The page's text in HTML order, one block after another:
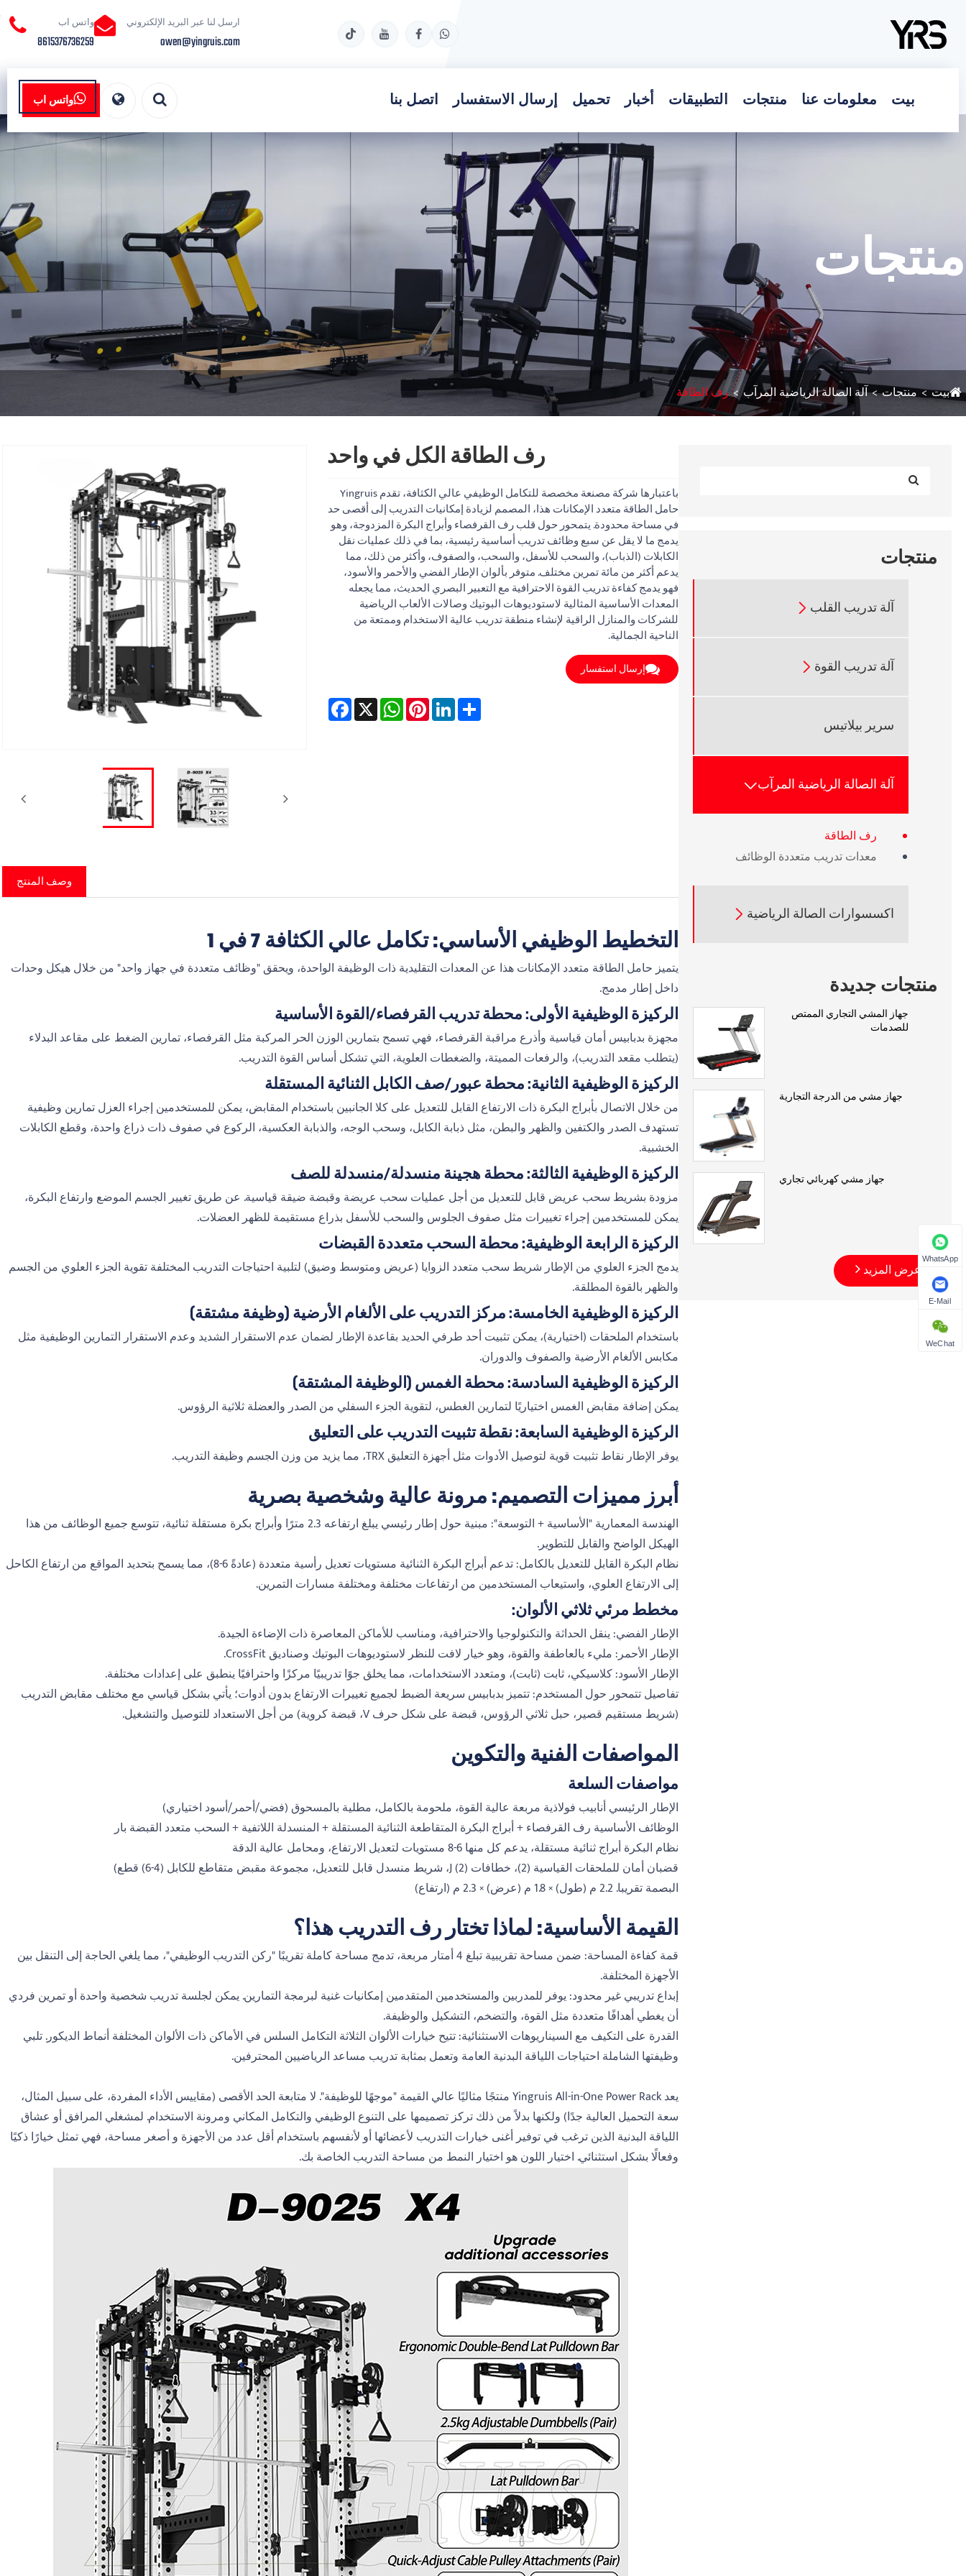
ارسل لنا عبر البريد الإلكتروني
owen@yingruis.com
واتس اب
8615376736259
بيت معلومات عنا منتجات التطبيقات أخبار تحميل إرسال الاستفسار اتصل بنا واتس اب
منتجات
بيت منتجات آلة الصالة الرياضية المرآب رف الطاقة
منتجات
آلة تدريب القلب 
آلة تدريب القوة 
سرير بيلاتيس
آلة الصالة الرياضية المرآب
رف الطاقة
معدات تدريب متعددة الوظائف
اكسسوارات الصالة الرياضية 
منتجات جديدة
جهاز المشي التجاري الممتص
للصدمات
جهاز مشي من الدرجة التجارية
جهاز مشي كهربائي تجاري
عرض المزيد
رف الطاقة الكل في واحد
باعتبارها شركة مصنعة مخصصة للتكامل الوظيفي عالي الكثافة، تقدم Yingruis
حامل الطاقة متعدد الإمكانات هذا، المصمم لزيادة إمكانيات التدريب إلى أقصى حد
في مساحة محدودة. يتمحور حول قلب رف القرفصاء وأبراج البكرة المزدوجة، وهو
يدمج ما لا يقل عن سبع وظائف تدريب أساسية رئيسية، بما في ذلك عمليات نقل
الكابلات (الذباب)، والسحب للأسفل، والسحب، والصفوف، وأكثر من ذلك، مما
يدعم أكثر من مائة تمرين مختلف. متوفر بألوان الإطار الفضي والأحمر والأسود،
فهو يدمج كفاءة تدريب القوة الاحترافية مع التعبير البصري الحديث، مما يجعله
المعدات الأساسية المثالية لاستوديوهات البوتيك وصالات الألعاب الرياضية
للشركات والمنازل الراقية لإنشاء منطقة تدريب عالية الاستخدام وممتعة من
الناحية الجمالية.
إرسال استفسار
Facebook X
WhatsAppPinterestLinkedInShare
وصف المنتج
التخطيط الوظيفي الأساسي: تكامل عالي الكثافة 7 في 1
يتميز حامل الطاقة متعدد الإمكانات هذا عن المعدات التقليدية ذات الوظيفة الواحدة، ويحقق "وظائف متعددة في جهاز واحد" من خلال هيكل وحدات
داخل إطار مدمج.
الركيزة الوظيفية الأولى: محطة تدريب القرفصاء/القوة الأساسية
مجهزة بدبابيس أمان قياسية وأذرع مراقبة القرفصاء، فهي تسمح بتمارين الوزن الحر المركبة مثل القرفصاء، تمارين الضغط على مقاعد البدلاء
(يتطلب مقعد التدريب)، والرفعات المميتة، والضغطات العلوية، التي تشكل أساس القوة التدريب.
الركيزة الوظيفية الثانية: محطة عبور/صف الكابل الثنائية المستقلة
من خلال الاتصال بأبراج البكرة ذات الارتفاع القابل للتعديل على كلا الجانبين باستخدام المقابض، يمكن للمستخدمين إجراء العزل تمارين وظيفية
تستهدف الصدر والكتفين والظهر والبطن، مثل ذبابة الكابل، وسحب الوجه، والذبابة العكسية، الركوع في صفوف ذات ذراع واحدة، وقطع الكابلات
الخشبية.
الركيزة الوظيفية الثالثة: محطة هجينة منسدلة/منسدلة للصف
مزودة بشريط سحب عريض قابل للتعديل من أجل عمليات سحب عريضة وقبضة ضيقة قياسية. عن طريق تغيير الجسم الموضع وارتفاع البكرة،
يمكن للمستخدمين إجراء تغييرات مثل صفوف الجلوس والسحب للأسفل بذراع مستقيمة للظهر العضلات.
الركيزة الرابعة الوظيفية: محطة السحب متعددة القبضات
يدمج الجزء العلوي من الإطار شريط سحب متعدد الزوايا (عريض ومتوسط وضيق) لتلبية احتياجات التدريب المختلفة تقوية الجزء العلوي من الجسم
والظهر بالقوة المطلقة.
الركيزة الوظيفية الخامسة: مركز التدريب على الألغام الأرضية (وظيفة مشتقة)
باستخدام الملحقات (اختيارية)، يمكن تثبيت أحد طرفي الحديد بقاعدة الإطار لضمان عدم الاستقرار الشديد وعدم الاستقرار التمارين الوظيفية مثل
مكابس الألغام الأرضية والصفوف والدوران.
الركيزة الوظيفية السادسة: محطة الغمس (الوظيفة المشتقة)
يمكن إضافة مقابض الغمس اختياريًا لتمارين الغطس، لتقوية الجزء السفلي من الصدر والعضلة ثلاثية الرؤوس.
الركيزة الوظيفية السابعة: نقطة تثبيت التدريب على التعليق
يوفر الإطار نقاط تثبيت قوية لتوصيل الأدوات مثل أجهزة التعليق TRX، مما يزيد من وزن الجسم وظيفة التدريب.
أبرز مميزات التصميم: مرونة عالية وشخصية بصرية
الهندسة المعمارية "الأساسية + التوسعة": مبنية حول إطار رئيسي يبلغ ارتفاعه 2.3 مترًا وأبراج بكرة مستقلة ثنائية، تتوسع جميع الوظائف من هذا
الهيكل الواضح والقابل للتطوير.
نظام البكرة القابل للتعديل بالكامل: تدعم أبراج البكرة الثنائية مستويات تعديل رأسية متعددة (عادةً 6-8)، مما يسمح بتحديد المواقع من ارتفاع الكاحل
إلى الارتفاع العلوي، واستيعاب المستخدمين من ارتفاعات مختلفة ومختلفة مسارات التمرين.
مخطط مرئي ثلاثي الألوان:
الإطار الفضي: ينقل الحداثة والتكنولوجيا والاحترافية، ومناسب للأماكن المعاصرة ذات الإضاءة الجيدة.
الإطار الأحمر: مليء بالعاطفة والقوة، وهو خيار لافت للنظر لاستوديوهات البوتيك وصناديق CrossFit.
الإطار الأسود: كلاسيكي، ثابت (ثابت)، ومتعدد الاستخدامات، مما يخلق جوًا تدريبيًا مركزًا واحترافيًا ينطبق على إعدادات مختلفة.
تفاصيل تتمحور حول المستخدم: تتميز بدبابيس سريعة الضبط لجميع تغييرات الارتفاع بدون أدوات؛ يأتي بشكل قياسي مع مختلف مقابض التدريب
(شريط مستقيم قصير، حبل ثلاثي الرؤوس، قبضة على شكل حرف V، قبضة كروية) من أجل الاستعداد للتوصيل والتشغيل.
المواصفات الفنية والتكوين
مواصفات السلعة
الإطار الرئيسي أنابيب فولاذية مربعة عالية القوة، ملحومة بالكامل، مطلية بالمسحوق (فضي/أحمر/أسود اختياري)
الوظائف الأساسية رف القرفصاء + أبراج البكرة المتقاطعة الثنائية المستقلة + المنسدلة اللاتفية + السحب متعدد القبضة بار
نظام البكرة أبراج ثنائية مستقلة، يدعم كل منها 6-8 مستويات لتعديل الارتفاع، ومحامل عالية الدقة
قضبان أمان للملحقات القياسية (2)، خطافات J (2)، شريط منسدل قابل للتعديل، مجموعة مقبض متقاطع للكابل (4-6) قطع)
البصمة تقريبا. 2.2 م (طول) × 1.8 م (عرض) × 2.3 م (ارتفاع)
القيمة الأساسية: لماذا تختار رف التدريب هذا؟
قمة كفاءة المساحة: ضمن مساحة تقريبية تبلغ 4 أمتار مربعة، تدمج مساحة كاملة تقريبًا "ركن التدريب الوظيفي"، مما يلغي الحاجة إلى التنقل بين
الأجهزة المختلفة.
إبداع تدريبي غير محدود: يوفر للمدربين والمستخدمين المتقدمين إمكانيات غنية لبرمجة التمارين. يمكن لجلسة تدريب شخصية واحدة أو تمرين فردي
أن يغطي أهدافًا متعددة مثل القوة، والتضخم، التشكيل والوظيفة.
القدرة على التكيف مع السيناريوهات الاستثنائية: تتيح خيارات الألوان الثلاثة التكامل السلس في الأماكن ذات الألوان المختلفة أنماط الديكور. تلبي
وظيفتها الشاملة احتياجات اللياقة البدنية العامة وتعمل بمثابة تدريب مساعد الرياضيين المحترفين.
يعد Yingruis All-in-One Power Rack منتجًا مثاليًا عالي القيمة "موجهًا للوظيفة". لا متابعة الحد الأقصى (مقاييس الأداء المفردة، على سبيل المثال،
سعة التحميل العالية جدًا) ولكنها بدلاً من ذلك تركز تصميمها على التنوع الوظيفي والتكامل المكاني ومرونة الاستخدام. لمشغلي المرافق أو عشاق
اللياقة البدنية الذين ترغب في توفير أغنى خيارات التدريب لأعضائها أو لأنفسهم باستخدام أقل عدد من الأجهزة و أصغر مساحة، فهي تمثل خيارًا ذكيًا
وفعالًا بشكل استثنائي. اختيار اللون هو اختيار النمط من مساحة التدريب الخاصة بك.
WhatsApp
E-Mail
WeChat